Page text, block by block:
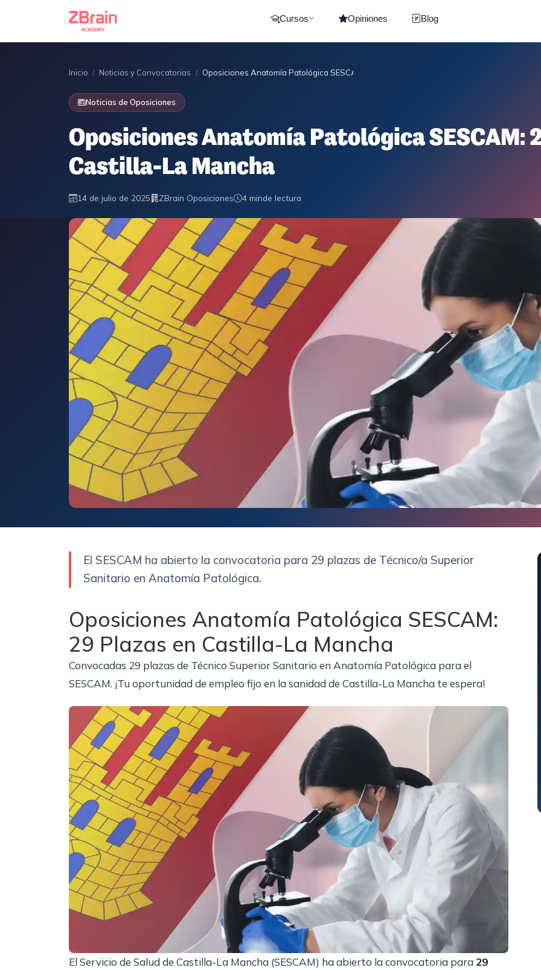
Cursos Opiniones Blog
Inicio / Noticias y Convocatorias / Oposiciones Anatomía Patológica SESCAM: 29 Plazas en Castilla-La Mancha
Noticias de Oposiciones
Oposiciones Anatomía Patológica SESCAM:
Castilla-La Mancha
14 de julio de 2025 ZBrain Oposiciones 4 minde lectura
El SESCAM ha abierto la convocatoria para 29 plazas de Técnico/a Superior
Sanitario en Anatomía Patológica.
Oposiciones Anatomía Patológica SESCAM:
29 Plazas en Castilla-La Mancha
Convocadas 29 plazas de Técnico Superior Sanitario en Anatomía Patológica para el
SESCAM. ¡Tu oportunidad de empleo fijo en la sanidad de Castilla-La Mancha te espera!
El Servicio de Salud de Castilla-La Mancha (SESCAM) ha abierto la convocatoria para 29